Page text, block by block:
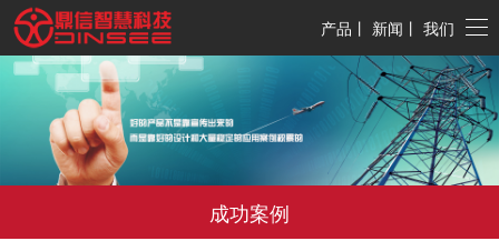
产品 丨 新闻 丨 我们
成功案例